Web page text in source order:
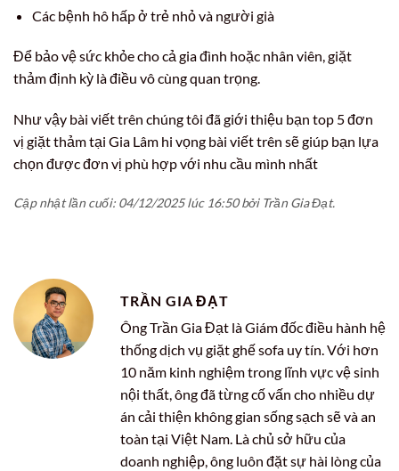
Các bệnh hô hấp ở trẻ nhỏ và người già
Để bảo vệ sức khỏe cho cả gia đình hoặc nhân viên, giặt
thảm định kỳ là điều vô cùng quan trọng.
Như vậy bài viết trên chúng tôi đã giới thiệu bạn top 5 đơn
vị giặt thảm tại Gia Lâm hi vọng bài viết trên sẽ giúp bạn lựa
chọn được đơn vị phù hợp với nhu cầu mình nhất
Cập nhật lần cuối: 04/12/2025 lúc 16:50 bởi Trần Gia Đạt.
TRẦN GIA ĐẠT
Ông Trần Gia Đạt là Giám đốc điều hành hệ
thống dịch vụ giặt ghế sofa uy tín. Với hơn
10 năm kinh nghiệm trong lĩnh vực vệ sinh
nội thất, ông đã từng cố vấn cho nhiều dự
án cải thiện không gian sống sạch sẽ và an
toàn tại Việt Nam. Là chủ sở hữu của
doanh nghiệp, ông luôn đặt sự hài lòng của